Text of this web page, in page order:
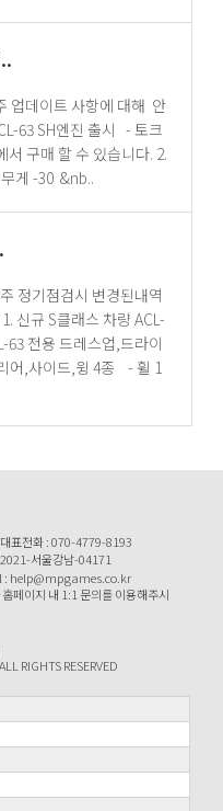
ACL-63 FA엔진 출시 - 토크 +44 , 무게 -30 &nb..
대표전화 : 070-4779-8193
서울강남-04171
: help@mpgames.co.kr
페이지 내 1:1 문의를 이용해주시
RIGHTS RESERVED